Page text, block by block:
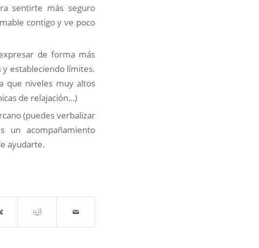
sentirte más seguro
contigo y ve poco
de forma más
y estableciendo límites.
que niveles muy altos
de relajación…)
(puedes verbalizar
acompañamiento
ayudarte.